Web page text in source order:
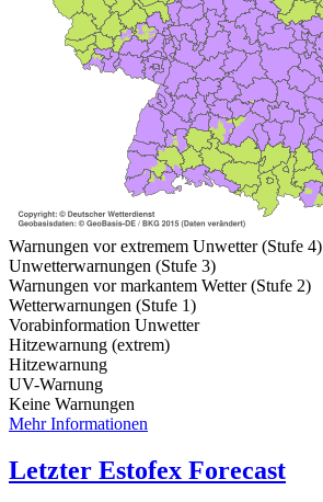
Warnungen vor extremem Unwetter (Stufe 4)
Unwetterwarnungen (Stufe 3)
Warnungen vor markantem Wetter (Stufe 2)
Wetterwarnungen (Stufe 1)
Vorabinformation Unwetter
Hitzewarnung (extrem)
Hitzewarnung
UV-Warnung
Keine Warnungen
Mehr Informationen
Letzter Estofex Forecast